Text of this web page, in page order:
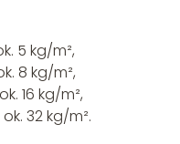
5 kg/m²,
8 kg/m²,
16 kg/m²,
32 kg/m².